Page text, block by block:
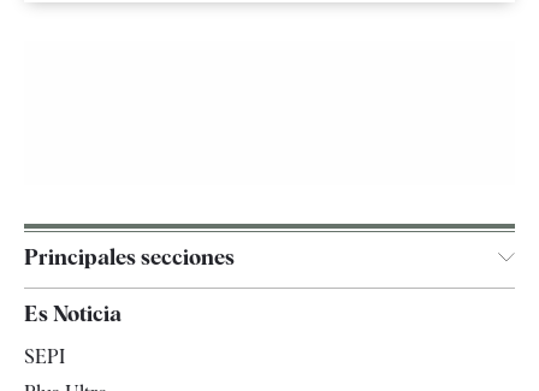
Principales secciones
España
Es Noticia
SEPI